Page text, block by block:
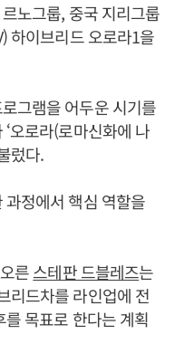
노그룹, 중국 지리그룹
하이브리드 오로라1을
그램을 어두운 시기를
오로라(로마신화에 나
렀다.
정에서 핵심 역할을
른스테판 드블레즈는
리드차를 라인업에 전
목표로 한다는 계획